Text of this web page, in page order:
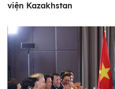
viện Kazakhstan